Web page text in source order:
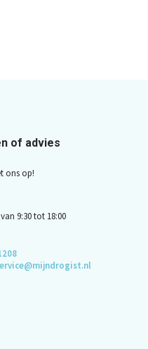
of advies
ons op!
9:30 tot 18:00